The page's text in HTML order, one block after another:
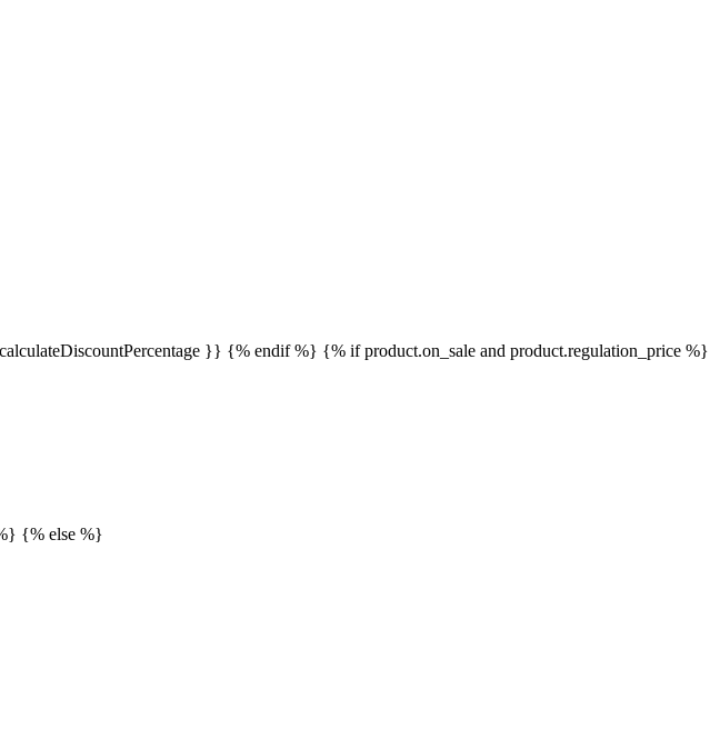
}} {% endif %} {% if product.on_sale and product.regulation_price %}
{% else %}